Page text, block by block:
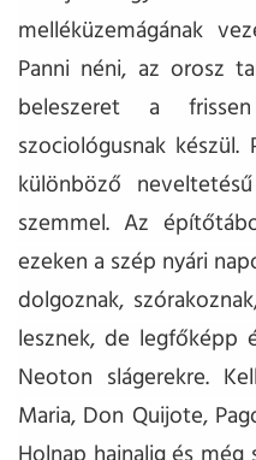
melléküzemágának
Panni néni, az orosz
beleszeret a
szociológusnak
különböző
szemmel. Az
ezeken a szép nyári
dolgoznak,
lesznek, de legfőképp
Neoton slágerekre.
Maria, Don Quijote,